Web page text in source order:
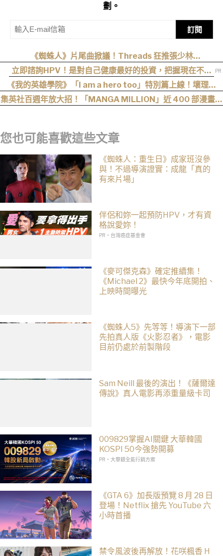
劃。
訂閱
《蜘蛛人》片尾曲掀議！Threads 狂推張少林
〈SpiderMan〉，網友：播這個直接神作預定
立即諮詢HPV！是對自己健康最好的投資，把握現在不嫌
晚！
《我的英雄學院》「I am a hero too」特別篇上線！壞理版
〈Hero too〉正式公開！
集英社百週年放大招！「MANGA MILLION」近 400 部漫畫免
您也可能喜歡這些文章
《蜘蛛人：重生日》成家班沒參
與！不過導演證實：成龍「真的
有來片場」
伴侶和妳一起預防HPV，才有資
格說愛妳！
PR・台灣癌症基金會
《麥可傑克森》確定推續集！
《Michael 2》最快今年底開拍、
上映時間曝光
《蜘蛛人5》先等等！導演下一部
先拍真人版《火影忍者》，電影
目前仍處於前製階段
Sam Neill 最後的演出！《薩爾達
傳說》真人電影再添重量級卡司
009829掌握AI關鍵 大華韓國
KOSPI 50今強勢開募
PR・大華銀全能行銷方案
《GTA 6》加長版預覽 8 月 28 日
登場！Netflix 搶先 YouTube 六
小時首播
禁令風波後再解放！花咲楓香 H